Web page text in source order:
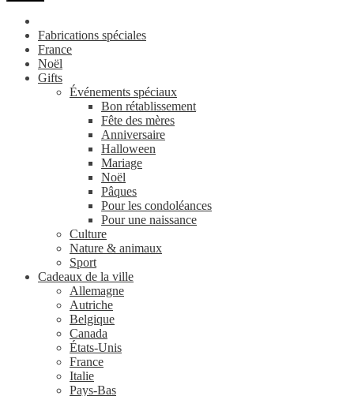
Fabrications spéciales
France
Noël
Gifts
Événements spéciaux
Bon rétablissement
Fête des mères
Anniversaire
Halloween
Mariage
Noël
Pâques
Pour les condoléances
Pour une naissance
Culture
Nature & animaux
Sport
Cadeaux de la ville
Allemagne
Autriche
Belgique
Canada
États-Unis
France
Italie
Pays-Bas